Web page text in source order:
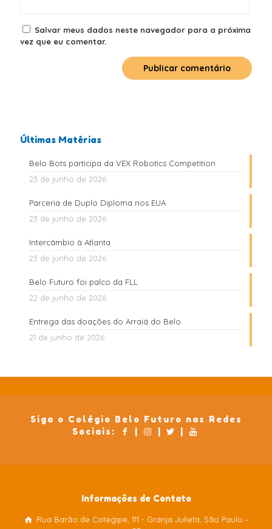
Salvar meus dados neste navegador para a próxima
vez que eu comentar.
Últimas Matérias
Belo Bots participa da VEX Robotics Competition
23 de junho de 2026
Parceria de Duplo Diploma nos EUA
23 de junho de 2026
Intercâmbio à Atlanta
23 de junho de 2026
Belo Futuro foi palco da FLL
22 de junho de 2026
Entrega das doações do Arraiá do Belo
21 de junho de 2026
Siga o Colégio Belo Futuro nas Redes
Sociais:
Informações de Contato
Rua Barão de Cotegipe, 111 - Granja Julieta, São Paulo –
Colégio Belo Futuro